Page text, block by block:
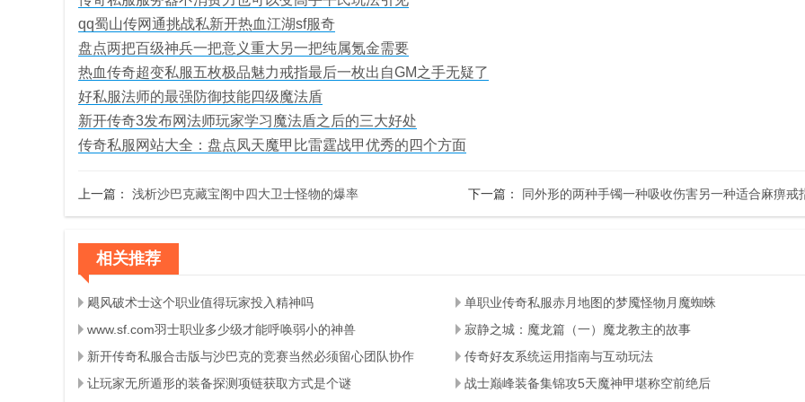
qq蜀山传网通挑战私新开热血江湖sf服奇
盘点两把百级神兵一把意义重大另一把纯属氪金需要
热血传奇超变私服五枚极品魅力戒指最后一枚出自GM之手无疑了
好私服法师的最强防御技能四级魔法盾
新开传奇3发布网法师玩家学习魔法盾之后的三大好处
传奇私服网站大全：盘点凤天魔甲比雷霆战甲优秀的四个方面
上一篇： 浅析沙巴克藏宝阁中四大卫士怪物的爆率 下一篇： 同外形的两种手镯一种吸收伤害另一种适合麻痹戒
相关推荐
飓风破术士这个职业值得玩家投入精神吗
单职业传奇私服赤月地图的梦魇怪物月魔蜘蛛
www.sf.com羽士职业多少级才能呼唤弱小的神兽
寂静之城：魔龙篇（一）魔龙教主的故事
新开传奇私服合击版与沙巴克的竞赛当然必须留心团队协作
传奇好友系统运用指南与互动玩法
让玩家无所遁形的装备探测项链获取方式是个谜
战士巅峰装备集锦攻5天魔神甲堪称空前绝后